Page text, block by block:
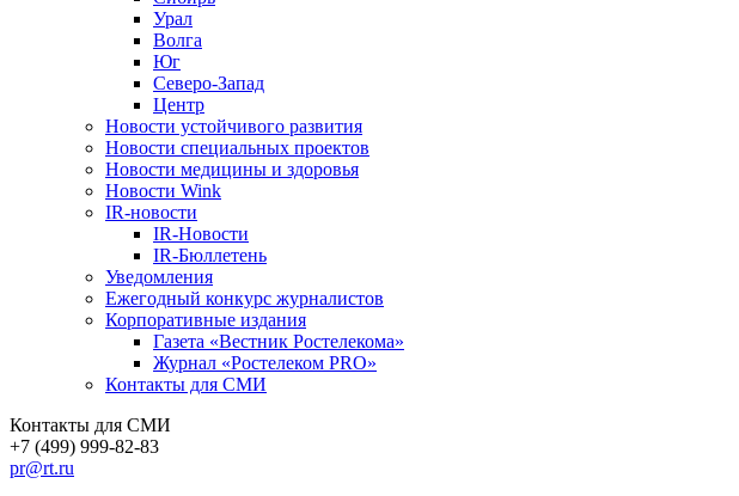
Урал
Волга
Юг
Северо-Запад
Центр
Новости устойчивого развития
Новости специальных проектов
Новости медицины и здоровья
Новости Wink
IR-новости
IR-Новости
IR-Бюллетень
Уведомления
Ежегодный конкурс журналистов
Корпоративные издания
Газета «Вестник Ростелекома»
Журнал «Ростелеком PRO»
Контакты для СМИ
Контакты для СМИ
+7 (499) 999-82-83
pr@rt.ru